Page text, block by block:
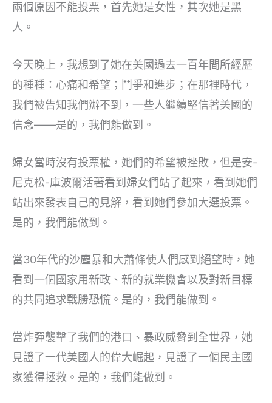
兩個原因不能投票，首先她是女性，其次她是黑
人。
今天晚上，我想到了她在美國過去一百年間所經歷
的種種：心痛和希望；鬥爭和進步；在那裡時代，
我們被告知我們辦不到，一些人繼續堅信著美國的
信念——是的，我們能做到。
婦女當時沒有投票權，她們的希望被挫敗，但是安-
尼克松-庫波爾活著看到婦女們站了起來，看到她們
站出來發表自己的見解，看到她們參加大選投票。
是的，我們能做到。
當30年代的沙塵暴和大蕭條使人們感到絕望時，她
看到一個國家用新政、新的就業機會以及對新目標
的共同追求戰勝恐慌。是的，我們能做到。
當炸彈襲擊了我們的港口、暴政威脅到全世界，她
見證了一代美國人的偉大崛起，見證了一個民主國
家獲得拯救。是的，我們能做到。